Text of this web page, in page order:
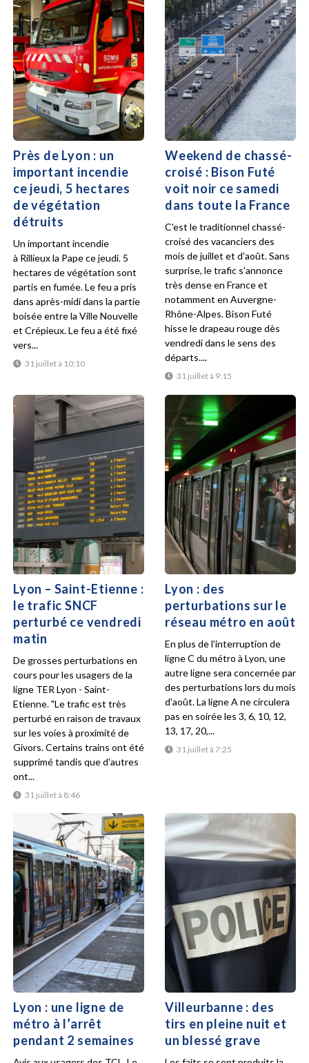
Près de Lyon : un
important incendie
ce jeudi, 5 hectares
de végétation
détruits
31 juillet à 10:10
Un important incendie
à Rillieux la Pape ce jeudi. 5
hectares de végétation sont
partis en fumée. Le feu a pris
dans après-midi dans la partie
boisée entre la Ville Nouvelle
et Crépieux. Le feu a été fixé
vers...
Weekend de chassé-
croisé : Bison Futé
voit noir ce samedi
dans toute la France
31 juillet à 9:15
C'est le traditionnel chassé-
croisé des vacanciers des
mois de juillet et d'août. Sans
surprise, le trafic s'annonce
très dense en France et
notamment en Auvergne-
Rhône-Alpes. Bison Futé
hisse le drapeau rouge dès
vendredi dans le sens des
départs....
Lyon – Saint-Etienne :
le trafic SNCF
perturbé ce vendredi
matin
31 juillet à 8:46
De grosses perturbations en
cours pour les usagers de la
ligne TER Lyon - Saint-
Etienne. "Le trafic est très
perturbé en raison de travaux
sur les voies à proximité de
Givors. Certains trains ont été
supprimé tandis que d'autres
ont...
Lyon : des
perturbations sur le
réseau métro en août
31 juillet à 7:25
En plus de l'interruption de
ligne C du métro à Lyon, une
autre ligne sera concernée par
des perturbations lors du mois
d'août. La ligne A ne circulera
pas en soirée les 3, 6, 10, 12,
13, 17, 20,...
Lyon : une ligne de
métro à l’arrêt
pendant 2 semaines
Villeurbanne : des
tirs en pleine nuit et
un blessé grave